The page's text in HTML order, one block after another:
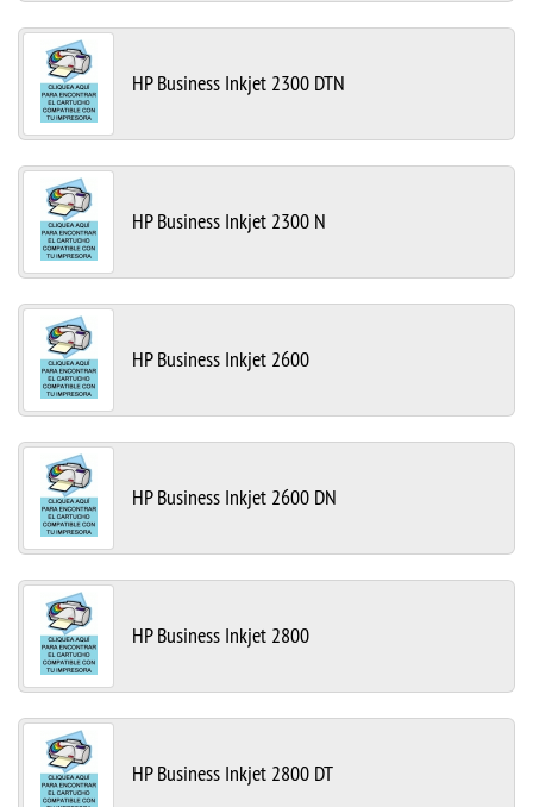
HP Business Inkjet 2300 DTN
HP Business Inkjet 2300 N
HP Business Inkjet 2600
HP Business Inkjet 2600 DN
HP Business Inkjet 2800
HP Business Inkjet 2800 DT